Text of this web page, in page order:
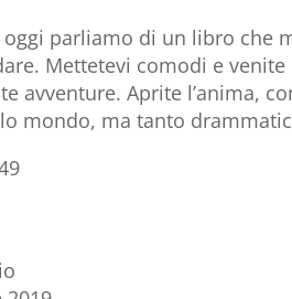
oggi parliamo di un libro che
Mettetevi comodi e venite
avventure. Aprite l’anima,
mondo, ma tanto